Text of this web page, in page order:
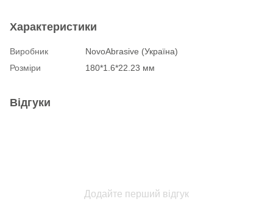
Характеристики
Виробник
NovoAbrasive (Україна)
Розміри
180*1.6*22.23 мм
Відгуки
Додайте перший відгук